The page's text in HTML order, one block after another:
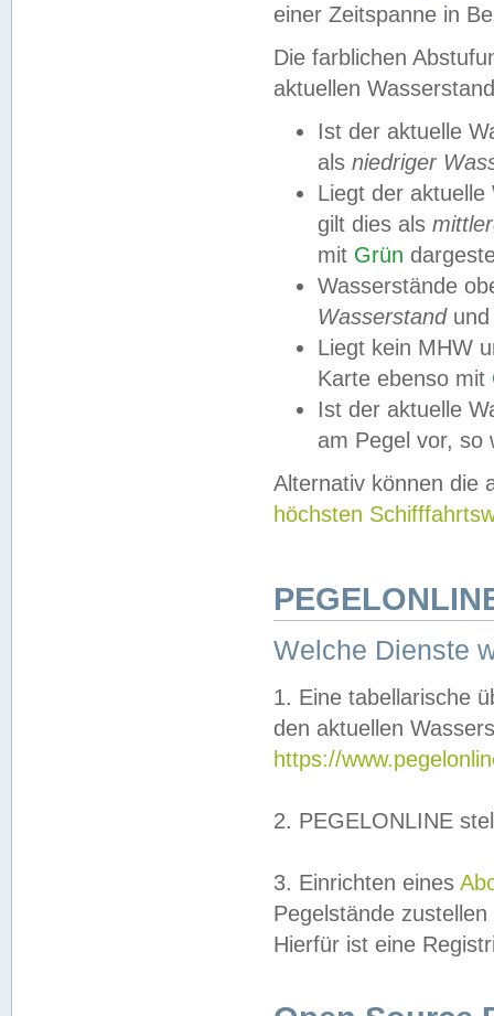
einer Zeitspanne in
Die farblichen
aktuellen
Ist der aktuelle
als niedriger
Liegt der
gilt dies als
mit Grün
Wasserstände
Wasserstandund
Liegt kein MHW
Karte ebenso mit
Ist der aktuelle
am Pegel vor,
Alternativ können die
höchsten
Welche Dienste
1. Eine tabellarische
den aktuellen
https://
2. PEGELONLINE
3. Einrichten eines
Pegelstände
Hierfür ist eine